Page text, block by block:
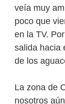
veía muy
poco que
en la TV.
salida hacia
de los
La zona de
nosotros